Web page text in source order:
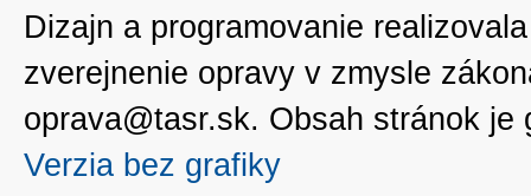
Dizajn a programovanie
zverejnenie opravy v zmysle
oprava@tasr.sk. Obsah stránok
Verzia bez grafiky